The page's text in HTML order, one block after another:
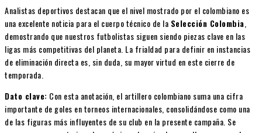
Analistas deportivos destacan que el nivel mostrado por el colombiano es
una excelente noticia para el cuerpo técnico de la Selección Colombia
demostrando que nuestros futbolistas siguen siendo piezas clave en las
ligas más competitivas del planeta. La frialdad para definir en instancias
de eliminación directa es, sin duda, su mayor virtud en este cierre de
temporada.
Dato clave: Con esta anotación, el artillero colombiano suma una cifra
importante de goles en torneos internacionales, consolidándose como una
de las figuras más influyentes de su club en la presente campaña. Se